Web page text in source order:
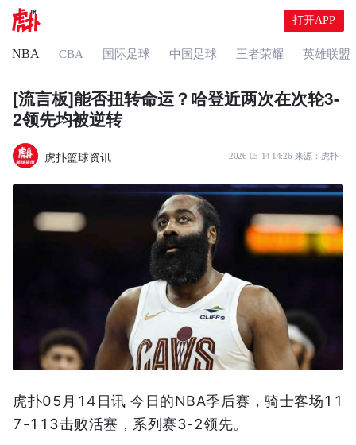
打开APP
NBA CBA 国际足球 中国足球 王者荣耀 英雄联盟
[流言板]能否扭转命运？哈登近两次在次轮3-
2领先均被逆转
虎扑篮球资讯 2026-05-14 14:26 来源： 虎扑
虎扑05月14日讯 今日的NBA季后赛，骑士客场11
7-113击败活塞，系列赛3-2领先。